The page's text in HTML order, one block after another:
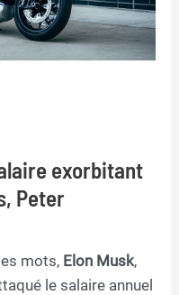
exorbitant
Peter
mots, Elon Musk,
le salaire annuel